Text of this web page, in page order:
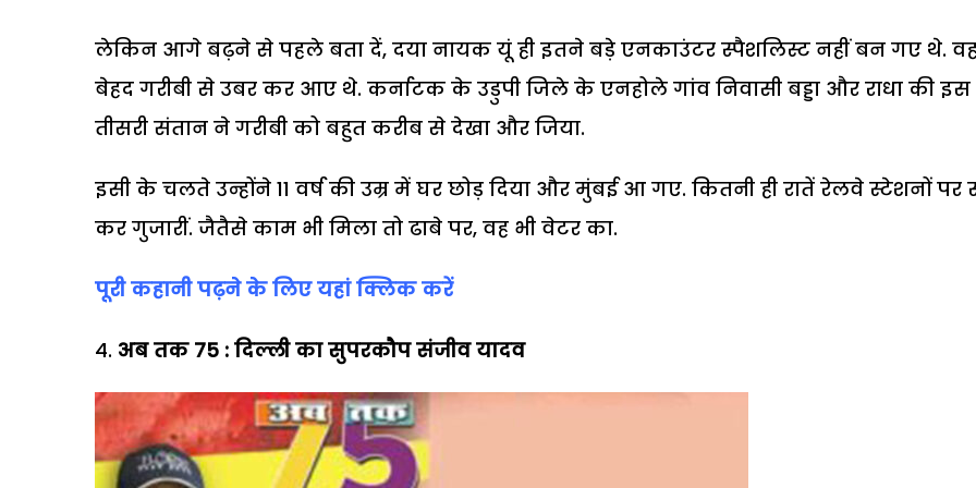
लेकिन आगे बढ़ने से पहले बता दें, दया नायक यूं ही इतने बड़े एनकाउंटर स्पैशलिस्ट नहीं बन गए थे.
बेहद गरीबी से उबर कर आए थे. कर्नाटक के उडुपी जिले के एनहोले गांव निवासी बड्डा और राधा की इस
तीसरी संतान ने गरीबी को बहुत करीब से देखा और जिया.
इसी के चलते उन्होंने 11 वर्ष की उम्र में घर छोड़ दिया और मुंबई आ गए. कितनी ही रातें रेलवे स्टेशनों पर
कर गुजारीं. जैतैसे काम भी मिला तो ढाबे पर, वह भी वेटर का.
पूरी कहानी पढ़ने के लिए यहां क्लिक करें
अब तक75 : दिल्ली का सुपरकौप संजीव यादव